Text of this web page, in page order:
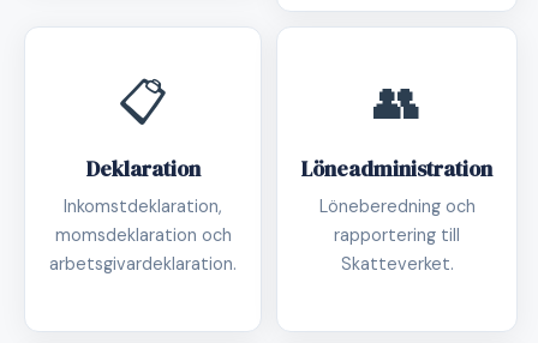
📋
Deklaration
Inkomstdeklaration,
momsdeklaration och
arbetsgivardeklaration.
👥
Löneadministration
Löneberedning och
rapportering till
Skatteverket.